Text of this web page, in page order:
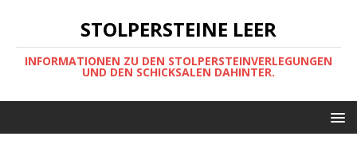
STOLPERSTEINE LEER
INFORMATIONEN ZU DEN STOLPERSTEINVERLEGUNGEN
UND DEN SCHICKSALEN DAHINTER.